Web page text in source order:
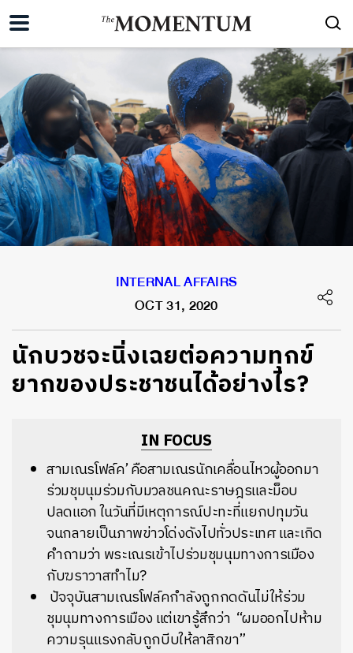
INTERNAL AFFAIRS
OCT 31, 2020
นักบวชจะนิ่งเฉยต่อความทุกข์
ยากของประชาชนได้อย่างไร?
IN FOCUS
สามเณรโฟล์ค’คือสามเณรนักเคลื่อนไหวผู้ออกมา
ร่วมชุมนุมร่วมกับมวลชนคณะราษฎรและม็อบ
ปลดแอกในวันที่มีเหตุการณ์ปะทะที่แยกปทุมวัน
จนกลายเป็นภาพข่าวโด่งดังไปทั่วประเทศและเกิด
คำถามว่า พระเณรเข้าไปร่วมชุมนุมทางการเมือง
กับฆราวาสทำไม?
ปัจจุบันสามเณรโฟล์คกำลังถูกกดดันไม่ให้ร่วม
ชุมนุมทางการเมือง แต่เขารู้สึกว่า “ผมออกไปห้าม
ความรุนแรงกลับถูกบีบให้ลาสิกขา”